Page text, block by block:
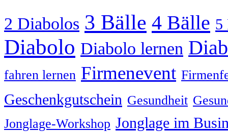
2 Diabolos 3 Bälle 4 Bälle 5
Diabolo Diabolo lernen
fahren lernen Firmenevent
Geschenkgutschein Gesundheit
Jonglage-Workshop Jonglage im